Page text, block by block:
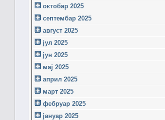
октобар 2025
септембар 2025
август 2025
јул 2025
јун 2025
мај 2025
април 2025
март 2025
фебруар 2025
јануар 2025